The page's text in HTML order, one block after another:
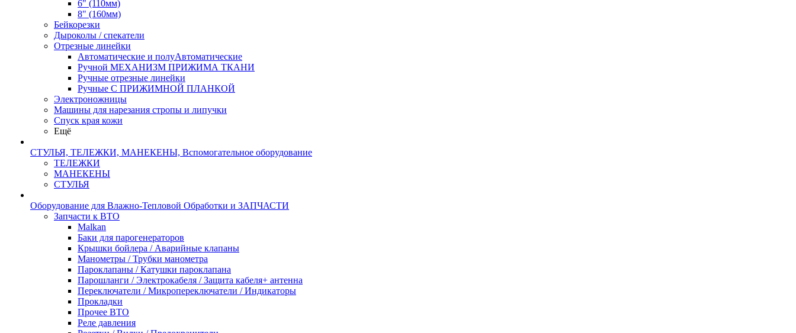
6" (110мм)
8" (160мм)
Бейкорезки
Дыроколы / спекатели
Отрезные линейки
Автоматические и полуАвтоматические
Ручной МЕХАНИЗМ ПРИЖИМА ТКАНИ
Ручные отрезные линейки
Ручные С ПРИЖИМНОЙ ПЛАНКОЙ
Электроножницы
Машины для нарезания стропы и липучки
Спуск края кожи
Ещё
СТУЛЬЯ, ТЕЛЕЖКИ, МАНЕКЕНЫ, Вспомогательное оборудование
ТЕЛЕЖКИ
МАНЕКЕНЫ
СТУЛЬЯ
Оборудование для Влажно-Тепловой Обработки и ЗАПЧАСТИ
Запчасти к ВТО
Malkan
Баки для парогенераторов
Крышки бойлера / Аварийные клапаны
Манометры / Трубки манометра
Пароклапаны / Катушки пароклапана
Парошланги / Электрокабеля / Защита кабеля+ антенна
Переключатели / Микропереключатели / Индикаторы
Прокладки
Прочее ВТО
Реле давления